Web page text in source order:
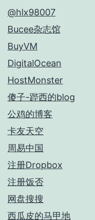
@hlx98007
Bucee杂志馆
BuyVM
DigitalOcean
HostMonster
傻子-跸西的blog
公鸡的博客
卡友天空
周易中国
注册Dropbox
注册饭否
网盘搜搜
西瓜皮的马甲地